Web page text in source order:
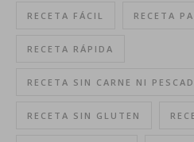
RECETA FÁCIL RECETA
RECETA RÁPIDA
RECETA SIN CARNE NI
RECETA SIN GLUTEN